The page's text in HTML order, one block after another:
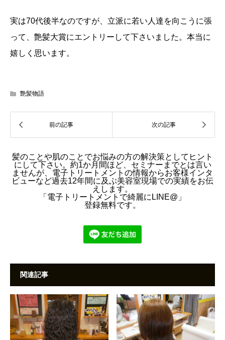
実は70代後半なのですが、立派に若い人達を向こうに張
って、艶髪大賞にエントリーして下さいました。本当に
嬉しく思います。
艶髪物語
髪のことや肌のことでお悩みの方の解決策としてヒント
にして下さい。約1か月間ほど、セミナーまでとは言い
ませんが、電子トリートメントの情報からお客様インタ
ビューなど過去12年間に及ぶ美容室現場での実績をお伝
えします。
「電子トリートメントで綺麗にLINE@」
登録無料です。
関連記事